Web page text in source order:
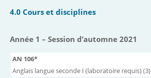
4.0 Cours et disciplines
Année 1 – Session d’automne 2021
AN 106*
Anglais langue seconde I (laboratoire requis) (3)